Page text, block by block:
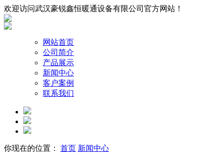
欢迎访问武汉豪锐鑫恒暖通设备有限公司官方网站！
网站首页
公司简介
产品展示
新闻中心
客户案例
联系我们
你现在的位置： 首页 新闻中心